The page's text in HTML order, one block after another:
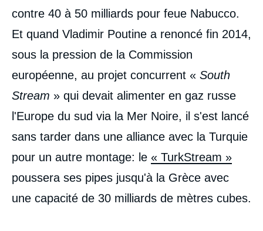
contre 40 à 50 milliards pour feue Nabucco.
Et quand Vladimir Poutine a renoncé fin 2014,
sous la pression de la Commission
européenne, au projet concurrent « South
Stream » qui devait alimenter en gaz russe
l'Europe du sud via la Mer Noire, il s'est lancé
sans tarder dans une alliance avec la Turquie
pour un autre montage: le « TurkStream »
poussera ses pipes jusqu'à la Grèce avec
une capacité de 30 milliards de mètres cubes.